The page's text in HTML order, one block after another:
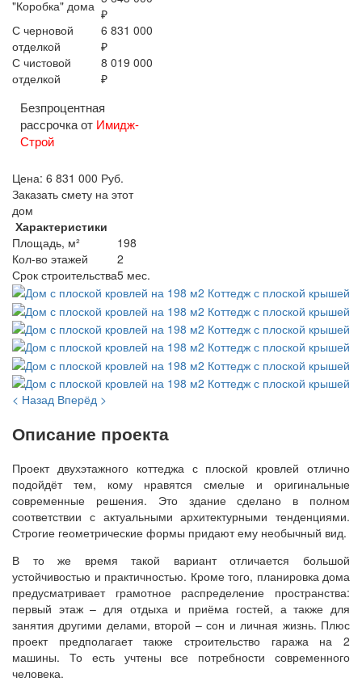
"Коробка" дома ₽
С черновой
отделкой
6 831 000
₽
С чистовой
отделкой
8 019 000
₽
Безпроцентная
рассрочка от Имидж-
Строй
Цена: 6 831 000 Руб.
Заказать смету на этот
дом
Характеристики
Площадь, м²
198
Кол-во этажей
2
Срок строительства5 мес.
< Назад Вперёд >
Описание проекта
Проект двухэтажного коттеджа с плоской кровлей отлично
подойдёт тем, кому нравятся смелые и оригинальные
современные решения. Это здание сделано в полном
соответствии с актуальными архитектурными тенденциями.
Строгие геометрические формы придают ему необычный вид.
В то же время такой вариант отличается большой
устойчивостью и практичностью. Кроме того, планировка дома
предусматривает грамотное распределение пространства:
первый этаж – для отдыха и приёма гостей, а также для
занятия другими делами, второй – сон и личная жизнь. Плюс
проект предполагает также строительство гаража на 2
машины. То есть учтены все потребности современного
человека.